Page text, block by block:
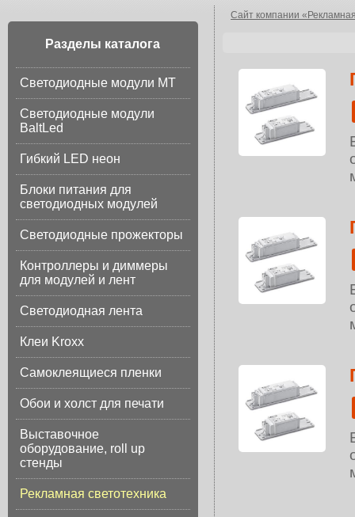
Разделы каталога
Светодиодные модули МТ
Светодиодные модули
BaltLed
Гибкий LED неон
Блоки питания для
светодиодных модулей
Светодиодные прожекторы
Контроллеры и диммеры
для модулей и лент
Светодиодная лента
Клеи Kroxx
Самоклеящиеся пленки
Обои и холст для печати
Выставочное
оборудование, roll up
стенды
Рекламная светотехника
Сайт компании